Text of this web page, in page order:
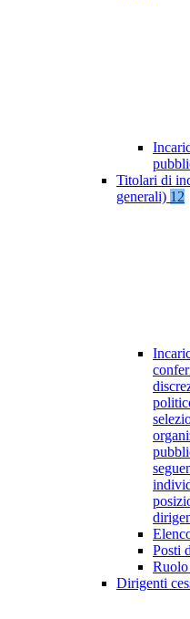
Titolari di
generali) 12
Posti
Dirigenti